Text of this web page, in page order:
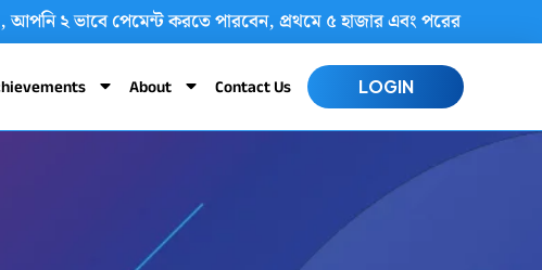
২ ভাবে পেমেন্ট করতে পারবেন, প্রথমে ৫ হাজার এবং পরের মাসে
About Contact Us LOGIN